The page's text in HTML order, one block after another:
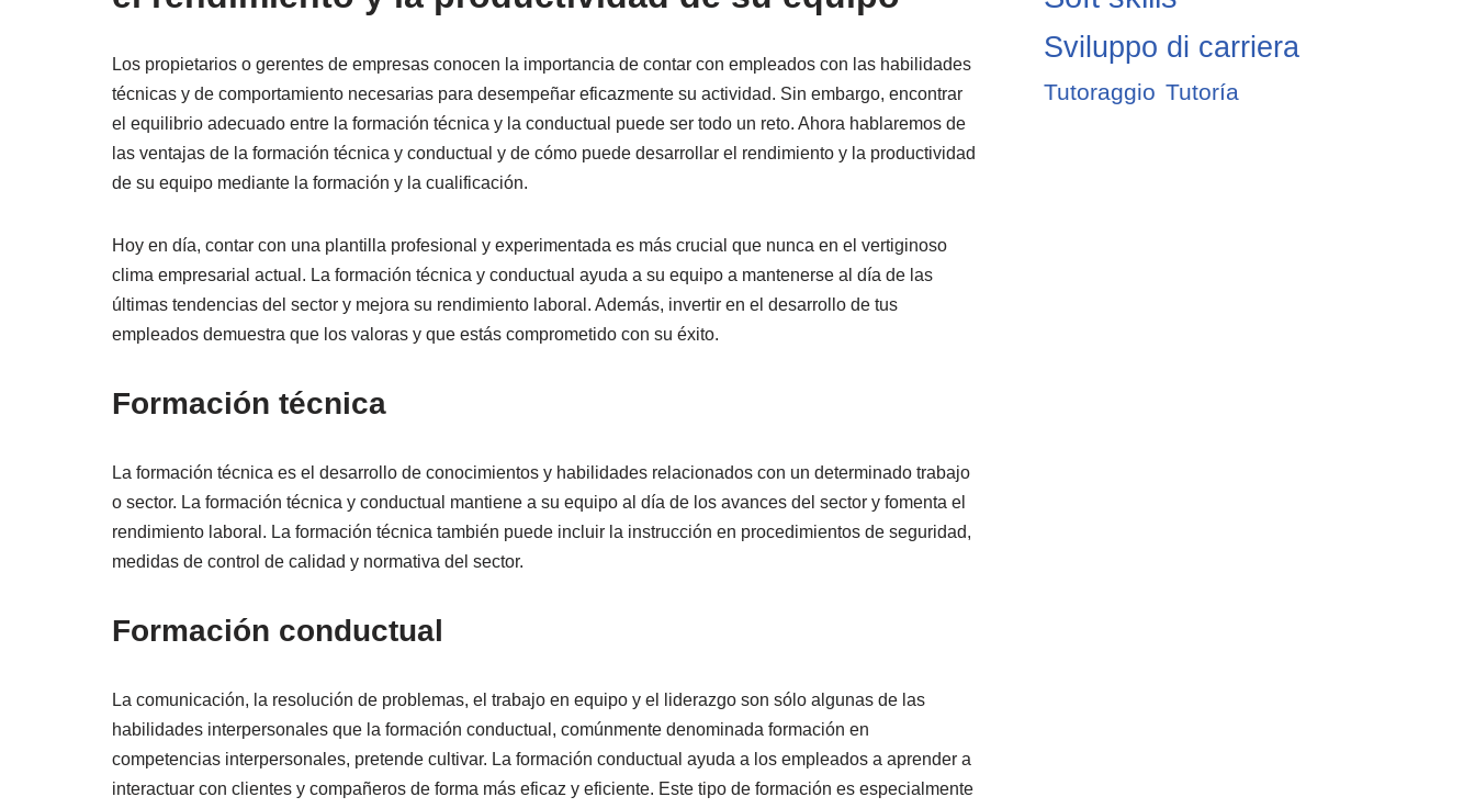
Formación conductual
Desarrollar el rendimiento mediante la formación técnica y conductual
Creación de un plan de formación
Determinación de las necesidades de formación
Seleccione Traning
7 Pasos para aplicar el Plan de Formación
8 Ventajas de la formación técnica y conductual
1. Mejora de la productividad
2. Aumento de la satisfacción laboral
3. Mejora del servicio al cliente
5. Reducción de la rotación de personal
7. Mejor comunicación
8. Aumento de la competitividad
Los propietarios o gerentes de empresas conocen la importancia de contar con empleados con las habilidades
técnicas y de comportamiento necesarias para desempeñar eficazmente su actividad. Sin embargo, encontrar
el equilibrio adecuado entre la formación técnica y la conductual puede ser todo un reto. Ahora hablaremos de
las ventajas de la formación técnica y conductual y de cómo puede desarrollar el rendimiento y la productividad
de su equipo mediante la formación y la cualificación.
Hoy en día, contar con una plantilla profesional y experimentada es más crucial que nunca en el vertiginoso
clima empresarial actual. La formación técnica y conductual ayuda a su equipo a mantenerse al día de las
últimas tendencias del sector y mejora su rendimiento laboral. Además, invertir en el desarrollo de tus
empleados demuestra que los valoras y que estás comprometido con su éxito.
Formación técnica
La formación técnica es el desarrollo de conocimientos y habilidades relacionados con un determinado trabajo
o sector. La formación técnica y conductual mantiene a su equipo al día de los avances del sector y fomenta el
rendimiento laboral. La formación técnica también puede incluir la instrucción en procedimientos de seguridad,
medidas de control de calidad y normativa del sector.
Formación conductual
La comunicación, la resolución de problemas, el trabajo en equipo y el liderazgo son sólo algunas de las
habilidades interpersonales que la formación conductual, comúnmente denominada formación en
competencias interpersonales, pretende cultivar. La formación conductual ayuda a los empleados a aprender a
interactuar con clientes y compañeros de forma más eficaz y eficiente. Este tipo de formación es especialmente
Sviluppo di carriera
Tutoraggio Tutoría